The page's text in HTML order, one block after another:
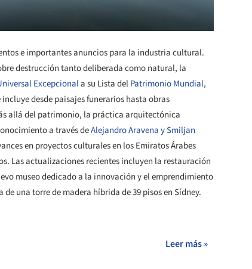
e importantes anuncios para la industria cultural.
destrucción tanto deliberada como natural, la
Excepcionala su Lista delPatrimonio Mundial,
desde paisajes funerarios hasta obras
allá del patrimonio, la práctica arquitectónica
a través deAlejandro Aravena y Smiljan
en proyectos culturales en los Emiratos Árabes
Las actualizaciones recientes incluyen la restauración
museo dedicado a la innovación y el emprendimiento
una torre de madera híbrida de 39 pisos en Sídney.
Leer más »